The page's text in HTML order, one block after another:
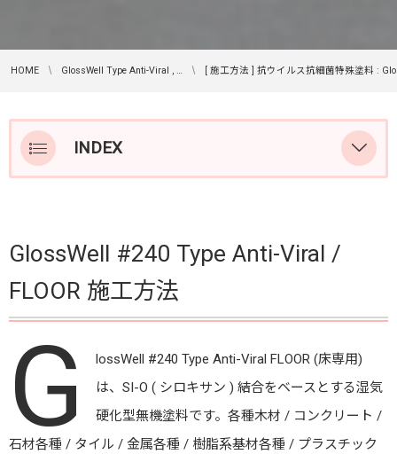
HOME GlossWell Type Anti-Viral , … [ 施工方法 ] 抗ウイルス抗細菌特殊塗料 :
INDEX
特徴
抗ウイルス抗細菌環境とは
GlossWell #240
GlossWell #240
GlossWell #240 Type Anti-Viral /
FLOOR 施工方法
G
lossWell #240 Type Anti-Viral FLOOR (床専用)
は、SI-O ( シロキサン ) 結合をベースとする湿気
硬化型無機塗料です。各種木材 / コンクリート /
石材各種 / タイル / 金属各種 / 樹脂系基材各種 / プラスチック